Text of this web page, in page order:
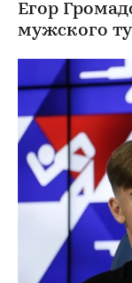
Егор
мужского